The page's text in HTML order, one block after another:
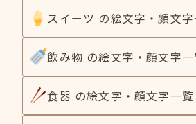
スイーツ の絵文字・顔文
飲み物 の絵文字・顔文字
食器 の絵文字・顔文字一覧